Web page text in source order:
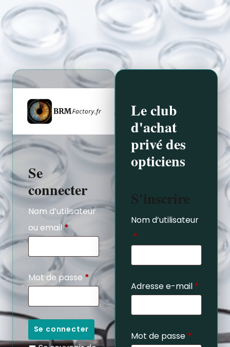
Se
connecter
Nom d’utilisateur
ou email*
Mot de passe *
Se connecter
Le club
d'achat
privé des
opticiens
S'inscrire
Nom d’utilisateur
*
Adresse e-mail *
Mot de passe *